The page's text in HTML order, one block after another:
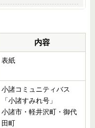
内容
表紙
小諸コミュニティバス
「小諸すみれ号」
小諸市・軽井沢町・御代
田町